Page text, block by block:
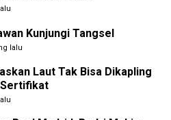
Kunjungi Tangsel
lalu
Laut Tak Bisa Dikapling